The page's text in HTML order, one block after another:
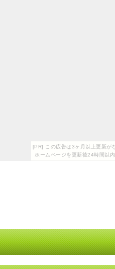
[PR] この広告は3ヶ月以上更新が
ホームページを更新後24時間以